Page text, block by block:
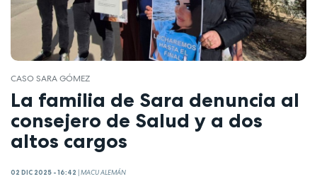
CASO SARA GÓMEZ
La familia de Sara denuncia al
consejero de Salud y a dos
altos cargos
02 DIC 2025 - 16:42 |MACU ALEMÁN